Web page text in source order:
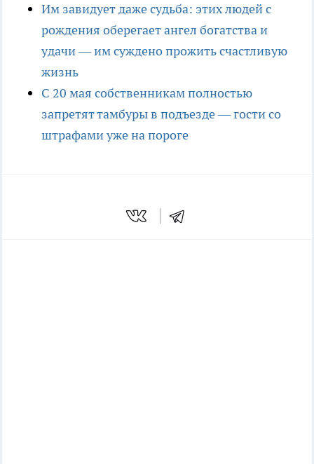
Им завидует даже судьба: этих людей с
рождения оберегает ангел богатства и
удачи — им суждено прожить счастливую
жизнь
С 20 мая собственникам полностью
запретят тамбуры в подъезде — гости со
штрафами уже на пороге